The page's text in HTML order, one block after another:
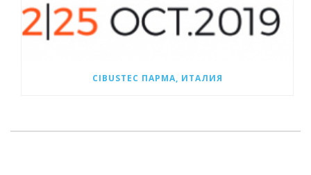
CIBUSTEC ПАРМА, ИТАЛИЯ